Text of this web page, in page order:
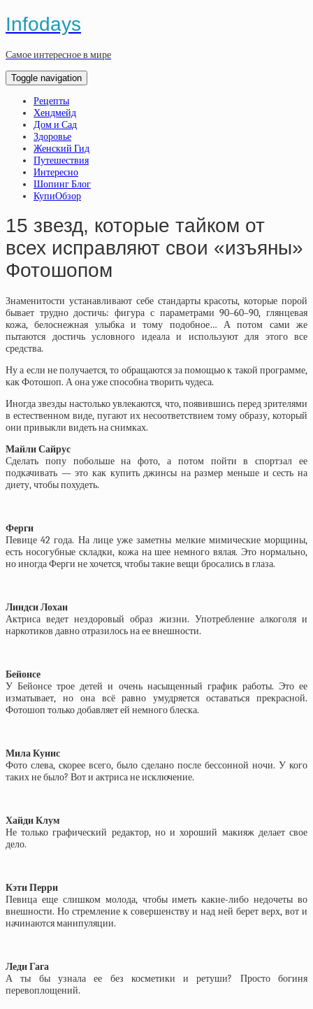
Infodays
Самое интересное в мире
Toggle navigation
Рецепты
Хендмейд
Дом и Сад
Здоровье
Женский Гид
Путешествия
Интересно
Шопинг Блог
КупиОбзор
15 звезд, которые тайком от
всех исправляют свои «изъяны»
Фотошопом
Знаменитости устанавливают себе стандарты красоты, которые порой
бывает трудно достичь: фигура с параметрами 90–60–90, глянцевая
кожа, белоснежная улыбка и тому подобное… А потом сами же
пытаются достичь условного идеала и используют для этого все
средства.
Ну а если не получается, то обращаются за помощью к такой программе,
как Фотошоп. А она уже способна творить чудеса.
Иногда звезды настолько увлекаются, что, появившись перед зрителями
в естественном виде, пугают их несоответствием тому образу, который
они привыкли видеть на снимках.
Майли Сайрус
Сделать попу побольше на фото, а потом пойти в спортзал ее
подкачивать — это как купить джинсы на размер меньше и сесть на
диету, чтобы похудеть.
Ферги
Певице 42 года. На лице уже заметны мелкие мимические морщины,
есть носогубные складки, кожа на шее немного вялая. Это нормально,
но иногда Ферги не хочется, чтобы такие вещи бросались в глаза.
Линдси Лохан
Актриса ведет нездоровый образ жизни. Употребление алкоголя и
наркотиков давно отразилось на ее внешности.
Бейонсе
У Бейонсе трое детей и очень насыщенный график работы. Это ее
изматывает, но она всё равно умудряется оставаться прекрасной.
Фотошоп только добавляет ей немного блеска.
Мила Кунис
Фото слева, скорее всего, было сделано после бессонной ночи. У кого
таких не было? Вот и актриса не исключение.
Хайди Клум
Не только графический редактор, но и хороший макияж делает свое
дело.
Кэти Перри
Певица еще слишком молода, чтобы иметь какие-либо недочеты во
внешности. Но стремление к совершенству и над ней берет верх, вот и
начинаются манипуляции.
Леди Гага
А ты бы узнала ее без косметики и ретуши? Просто богиня
перевоплощений.